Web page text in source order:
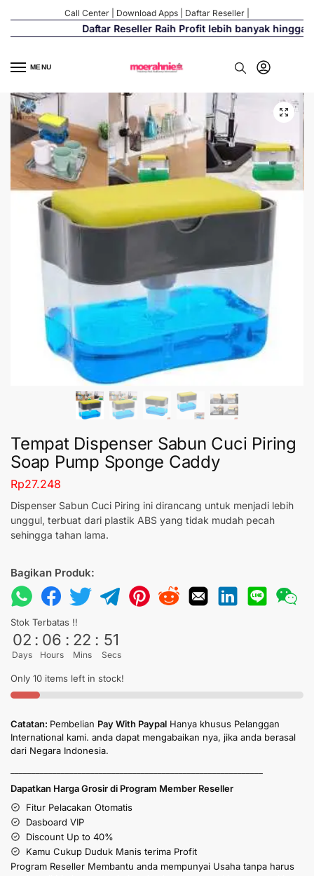
Call Center Download Apps Daftar Reseller
Daftar Reseller Raih Profit lebih banyak hingga
MENU
Tempat Dispenser Sabun Cuci Piring
Soap Pump Sponge Caddy
Rp27.248
Dispenser Sabun Cuci Piring ini dirancang untuk menjadi lebih
unggul, terbuat dari plastik ABS yang tidak mudah pecah
sehingga tahan lama.
Bagikan Produk:
Stok Terbatas !!
02
Days
: 06
Hours
: 22
Mins
: 50
Secs
Only 10 items left in stock!
Catatan: Pembelian Pay With Paypal Hanya khusus Pelanggan
International kami. anda dapat mengabaikan nya, jika anda berasal
dari Negara Indonesia.
Dapatkan Harga Grosir di Program Member Reseller
Fitur Pelacakan Otomatis
Dasboard VIP
Discount Up to 40%
Kamu Cukup Duduk Manis terima Profit
Program Reseller Membantu anda mempunyai Usaha tanpa harus